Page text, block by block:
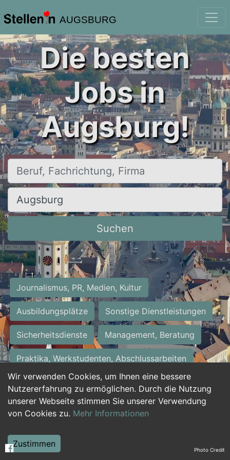
AUGSBURG
Wir verwenden Cookies, um Ihnen eine bessere
Nutzererfahrung zu ermöglichen. Durch die Nutzung
unserer Webseite stimmen Sie unserer Verwendung
von Cookies zu. Mehr Informationen
Zustimmen
Die besten
Jobs in
Augsburg!
Beruf, Fachrichtung, Firma
Ort, Stadt
Suchen
Journalismus, PR, Medien, Kultur
Ausbildungsplätze Sonstige Dienstleistungen
Sicherheitsdienste Management, Beratung
Praktika, Werkstudenten, Abschlussarbeiten
Personalwesen Assistenz, Sekretariat
Hilfskräfte, Aushilfs- und Nebenjobs
Weiterbildung, Studium, duale Ausbildung Photo Credit